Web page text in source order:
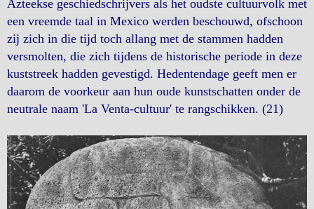
Azteekse geschiedschrijvers als het oudste cultuurvolk met
een vreemde taal in Mexico werden beschouwd, ofschoon
zij zich in die tijd toch allang met de stammen hadden
versmolten, die zich tijdens de historische periode in deze
kuststreek hadden gevestigd. Hedentendage geeft men er
daarom de voorkeur aan hun oude kunstschatten onder de
neutrale naam 'La Venta-cultuur' te rangschikken. (21)